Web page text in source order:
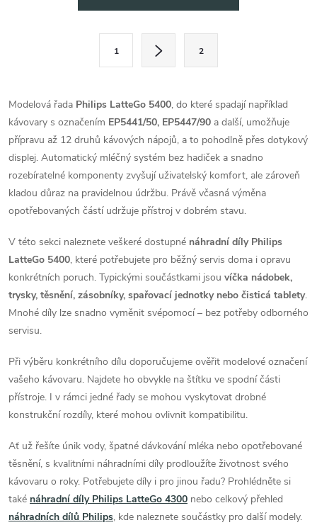
d
a
c
í
p
r
v
k
y
v
ý
p
i
s
u
á
n
k
o
v
á
n
í
1 2
Modelová řada Philips LatteGo 5400, do které spadají například
kávovary s označením EP5441/50, EP5447/90 a další, umožňuje
přípravu až 12 druhů kávových nápojů, a to pohodlně přes dotykový
displej. Automatický mléčný systém bez hadiček a snadno
rozebíratelné komponenty zvyšují uživatelský komfort, ale zároveň
kladou důraz na pravidelnou údržbu. Právě včasná výměna
opotřebovaných částí udržuje přístroj v dobrém stavu.
V této sekci naleznete veškeré dostupné náhradní díly Philips
LatteGo 5400, které potřebujete pro běžný servis doma i opravu
konkrétních poruch. Typickými součástkami jsou víčka nádobek,
trysky, těsnění, zásobníky, spařovací jednotky nebo čisticá tablety.
Mnohé díly lze snadno vyměnit svépomocí – bez potřeby odborného
servisu.
Při výběru konkrétního dílu doporučujeme ověřit modelové označení
vašeho kávovaru. Najdete ho obvykle na štítku ve spodní části
přístroje. I v rámci jedné řady se mohou vyskytovat drobné
konstrukční rozdíly, které mohou ovlivnit kompatibilitu.
Ať už řešíte únik vody, špatné dávkování mléka nebo opotřebované
těsnění, s kvalitními náhradními díly prodloužíte životnost svého
kávovaru o roky. Potřebujete díly i pro jinou řadu? Prohlédněte si
také náhradní díly Philips LatteGo 4300 nebo celkový přehled
náhradních dílů Philips, kde naleznete součástky pro další modely.